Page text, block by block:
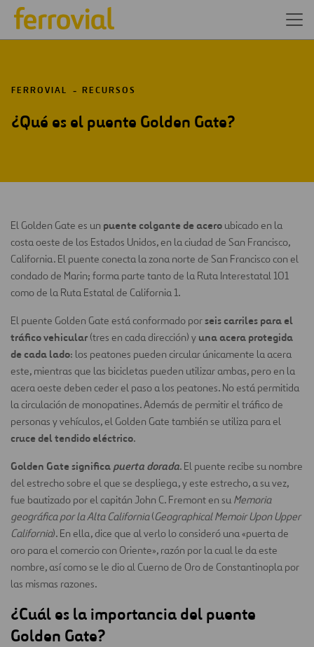
FERROVIAL RECURSOS
¿Qué es el puente Golden Gate?
El Golden Gate es un puente colgante de acero ubicado en la
costa oeste de los Estados Unidos, en la ciudad de San Francisco,
California. El puente conecta la zona norte de San Francisco con el
condado de Marin; forma parte tanto de la Ruta Interestatal 101
como de la Ruta Estatal de California 1.
El puente Golden Gate está conformado porseis carriles para el
tráfico vehicular (tres en cada dirección) y una acera protegida
de cada lado: los peatones pueden circular únicamente la acera
este, mientras que las bicicletas pueden utilizar ambas, pero en la
acera oeste deben ceder el paso a los peatones. No está permitida
la circulación de monopatines. Además de permitir el tráfico de
personas y vehículos, el Golden Gate también se utiliza para el
cruce del tendido eléctrico.
Golden Gate significapuerta dorada. El puente recibe su nombre
del estrecho sobre el que se despliega, y este estrecho, a su vez,
fue bautizado por el capitán John C. Fremont en su Memoria
geográfica por la Alta California(Geographical Memoir Upon Upper
California). En ella, dice que al verlo lo consideró una «puerta de
oro para el comercio con Oriente», razón por la cual le da este
nombre, así como se le dio al Cuerno de Oro de Constantinopla por
las mismas razones.
¿Cuál es la importancia del puente
Golden Gate?